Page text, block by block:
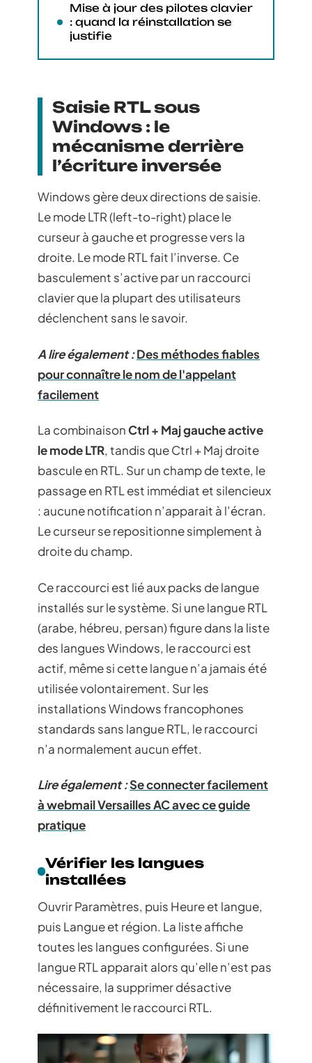
Mise à jour des pilotes clavier
: quand la réinstallation se
justifie
Saisie RTL sous
Windows : le
mécanisme derrière
l’écriture inversée
Windows gère deux directions de saisie.
Le mode LTR (left-to-right) place le
curseur à gauche et progresse vers la
droite. Le mode RTL fait l’inverse. Ce
basculement s’active par un raccourci
clavier que la plupart des utilisateurs
déclenchent sans le savoir.
A lire également :Des méthodes fiables
pour connaître le nom de l'appelant
facilement
La combinaisonCtrl + Maj gauche active
le mode LTR, tandis que Ctrl + Maj droite
bascule en RTL. Sur un champ de texte, le
passage en RTL est immédiat et silencieux
: aucune notification n’apparait à l’écran.
Le curseur se repositionne simplement à
droite du champ.
Ce raccourci est lié aux packs de langue
installés sur le système. Si une langue RTL
(arabe, hébreu, persan) figure dans la liste
des langues Windows, le raccourci est
actif, même si cette langue n’a jamais été
utilisée volontairement. Sur les
installations Windows francophones
standards sans langue RTL, le raccourci
n’a normalement aucun effet.
Lire également :Se connecter facilement
à webmail Versailles AC avec ce guide
pratique
Vérifier les langues
installées
Ouvrir Paramètres, puis Heure et langue,
puis Langue et région. La liste affiche
toutes les langues configurées. Si une
langue RTL apparait alors qu’elle n’est pas
nécessaire, la supprimer désactive
définitivement le raccourci RTL.